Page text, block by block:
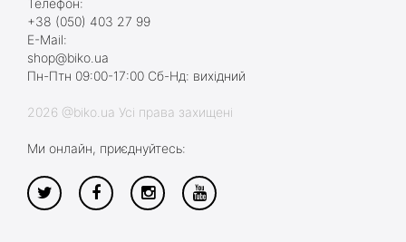
Телефон:
+38 (050) 403 27 99
E-Mail:
shop@biko.ua
Пн-Птн 09:00-17:00 Сб-Нд: вихідний
2026 @biko.ua Усі права захищені
Ми онлайн, приєднуйтесь: